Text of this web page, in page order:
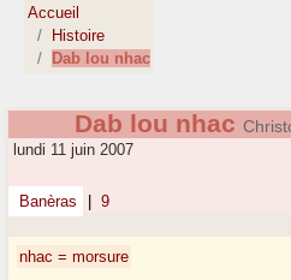
Accueil
Histoire
Dab lou nhac
Dab lou nhac
lundi 11 juin 2007
Banèras 9
nhac = morsure